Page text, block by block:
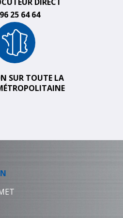
25 64 64
SUR TOUTE LA